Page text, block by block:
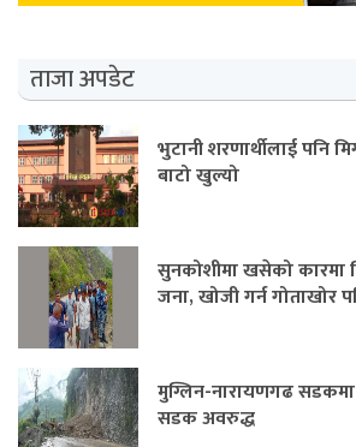
ताजा अपडेट
भुटानी शरणार्थीलाई पनि
बाटो खुल्यो
सुनकोशीमा खसेको कारमा
जना, खोजी गर्न गोताखोर
मुग्लिन-नारायणगढ सडकमा
सडक अवरुद्ध